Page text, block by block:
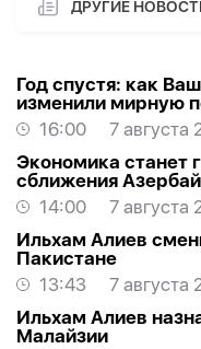
ДРУГИЕ
Год спустя: как
изменили мирную
ВЗГЛЯД
16:00
7 августа
Экономика станет
сближения
визите Байрамова в
14:00
7 августа
Ильхам Алиев
Пакистане
13:43
7 августа
Ильхам Алиев
Малайзии